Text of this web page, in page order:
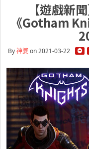
【遊戲新
《Gotham
By神婆on 2021-03-22